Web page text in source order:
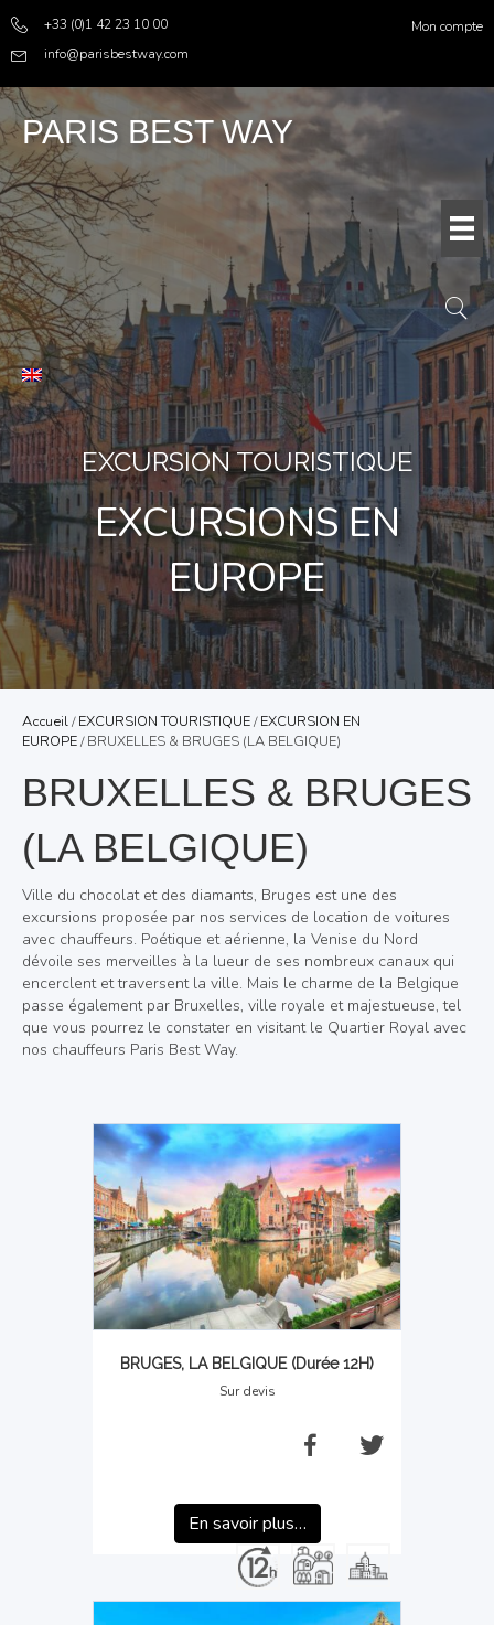
+33 (0)1 42 23 10 00
info@parisbestway.com
Mon compte
PARIS BEST WAY
EXCURSION TOURISTIQUE
EXCURSIONS EN
EUROPE
Accueil/EXCURSION TOURISTIQUE/EXCURSION EN
EUROPE/ BRUXELLES & BRUGES (LA BELGIQUE)
BRUXELLES & BRUGES
(LA BELGIQUE)
Ville du chocolat et des diamants, Bruges est une des
excursions proposée par nos services de location de voitures
avec chauffeurs. Poétique et aérienne, la Venise du Nord
dévoile ses merveilles à la lueur de ses nombreux canaux qui
encerclent et traversent la ville. Mais le charme de la Belgique
passe également par Bruxelles, ville royale et majestueuse, tel
que vous pourrez le constater en visitant le Quartier Royal avec
nos chauffeurs Paris Best Way.
BRUGES, LA BELGIQUE (Durée 12H)
Sur devis
En savoir plus…